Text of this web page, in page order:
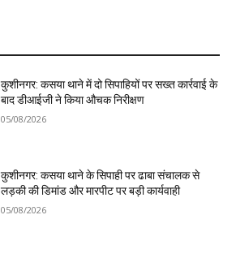
कुशीनगर: कसया थाने में दो सिपाहियों पर सख्त कार्रवाई के
बाद डीआईजी ने किया औचक निरीक्षण
05/08/2026
कुशीनगर: कसया थाने के सिपाही पर ढाबा संचालक से
लड़की की डिमांड और मारपीट पर बड़ी कार्यवाही
05/08/2026